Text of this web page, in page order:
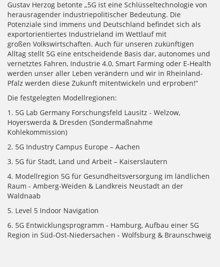
Gustav Herzog betonte „5G ist eine Schlüsseltechnologie von
herausragender industriepolitischer Bedeutung. Die
Potenziale sind immens und Deutschland befindet sich als
exportorientiertes Industrieland im Wettlauf mit
großen Volkswirtschaften. Auch für unseren zukünftigen
Alltag stellt 5G eine entscheidende Basis dar, autonomes und
vernetztes Fahren, Industrie 4.0, Smart Farming oder E-Health
werden unser aller Leben verändern und wir in Rheinland-
Pfalz werden diese Zukunft mitentwickeln und erproben!“
Die festgelegten Modellregionen:
1. 5G Lab Germany Forschungsfeld Lausitz - Welzow,
Hoyerswerda & Dresden (Sondermaßnahme
Kohlekommission)
2. 5G Industry Campus Europe – Aachen
3. 5G für Stadt, Land und Arbeit – Kaiserslautern
4. Modellregion 5G für Gesundheitsversorgung im ländlichen
Raum - Amberg-Weiden & Landkreis Neustadt an der
Waldnaab
5. Level 5 Indoor Navigation
6. 5G Entwicklungsprogramm - Hamburg, Aufbau einer 5G
Region in Süd-Ost-Niedersachen - Wolfsburg & Braunschweig